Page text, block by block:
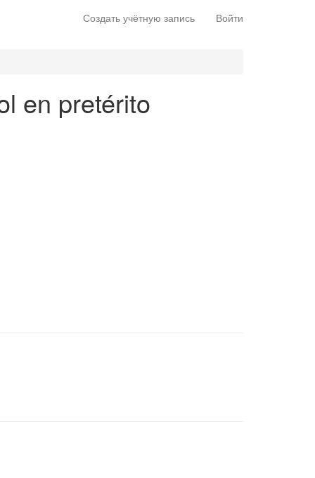
Создать учётную запись Войти
en pretérito